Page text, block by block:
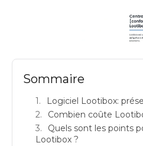
lootibox avis logiciels de
Sommaire
Logiciel Lootibox:
Combien coûte
Quels sont les points
Lootibox ?